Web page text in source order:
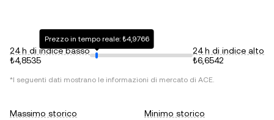
24 h di indice basso
₺4,8535
Prezzo in tempo reale: ₺4,9766
24 h di indice alto
₺6,6542
*I seguenti dati mostrano le informazioni di mercato di ACE.
Massimo storico
Minimo storico